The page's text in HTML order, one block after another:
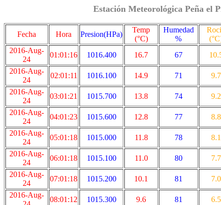
Estación Meteorológica Peña el
Fecha Hora Presion(HPa)
Temp
(°C)
Humedad
%
2016-Aug-
24
01:01:16 1016.400 16.7 67
2016-Aug-
24
02:01:11 1016.100 14.9 71
9.7
2016-Aug-
24
03:01:21 1015.700 13.8 74
9.2
2016-Aug-
24
04:01:23 1015.600 12.8 77
8.8
2016-Aug-
24
05:01:18 1015.000 11.8 78
8.1
2016-Aug-
24
06:01:18 1015.100 11.0 80
7.7
2016-Aug-
24
07:01:18 1015.200 10.1 81
7.0
2016-Aug-
08:01:12 1015.300 9.6 81
6.5